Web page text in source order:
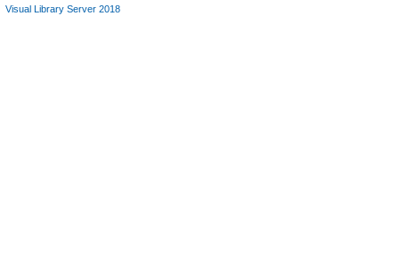
Visual Library Server 2018